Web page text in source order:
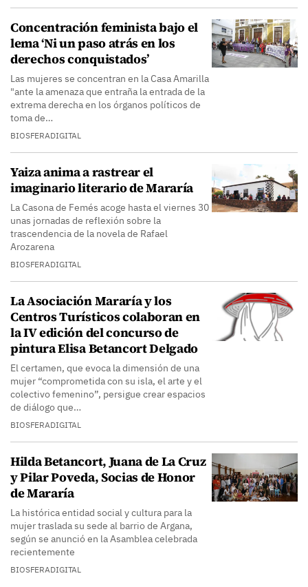
Concentración feminista bajo el
lema ‘Ni un paso atrás en los
derechos conquistados’
Las mujeres se concentran en la Casa Amarilla
"ante la amenaza que entraña la entrada de la
extrema derecha en los órganos políticos de
toma de…
BIOSFERADIGITAL
Yaiza anima a rastrear el
imaginario literario de Mararía
La Casona de Femés acoge hasta el viernes 30
unas jornadas de reflexión sobre la
trascendencia de la novela de Rafael
Arozarena
BIOSFERADIGITAL
La Asociación Mararía y los
Centros Turísticos colaboran en
la IV edición del concurso de
pintura Elisa Betancort Delgado
El certamen, que evoca la dimensión de una
mujer “comprometida con su isla, el arte y el
colectivo femenino”, persigue crear espacios
de diálogo que…
BIOSFERADIGITAL
Hilda Betancort, Juana de La Cruz
y Pilar Poveda, Socias de Honor
de Mararía
La histórica entidad social y cultura para la
mujer traslada su sede al barrio de Argana,
según se anunció en la Asamblea celebrada
recientemente
BIOSFERADIGITAL